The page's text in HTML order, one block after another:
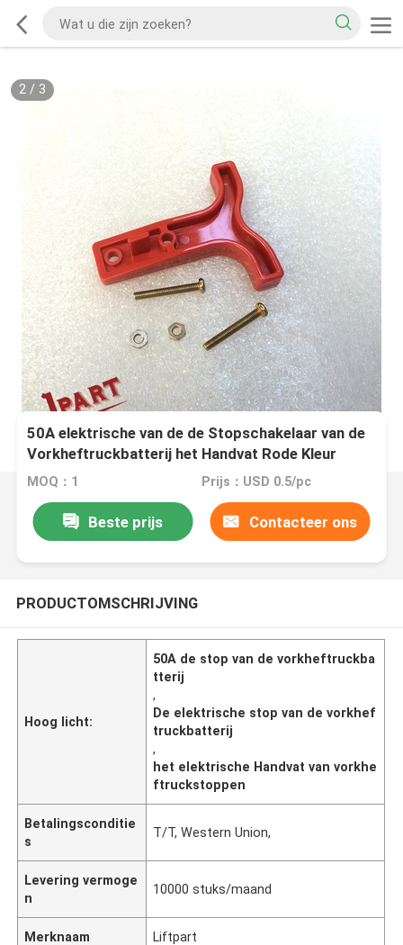
2/ 3
50A elektrische van de de Stopschakelaar van de
Vorkheftruckbatterij het Handvat Rode Kleur
MOQ：1 Prijs：USD 0.5/pc
Beste prijs Contacteer ons
PRODUCTOMSCHRIJVING
Hoog licht:
50A de stop van de vorkheftruckba
tterij
,
De elektrische stop van de vorkhef
truckbatterij
,
het elektrische Handvat van vorkhe
ftruckstoppen
Betalingsconditie
s
T/T, Western Union,
Levering vermoge
n
10000 stuks/maand
Merknaam Liftpart